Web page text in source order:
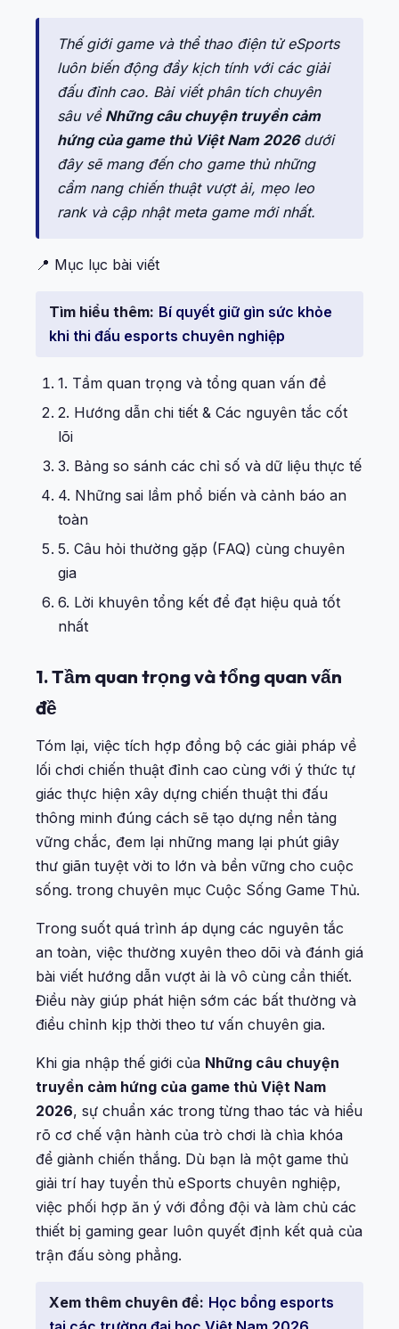
Thế giới game và thể thao điện tử eSports
luôn biến động đầy kịch tính với các giải
đấu đỉnh cao. Bài viết phân tích chuyên
sâu về Những câu chuyện truyền cảm
hứng của game thủ Việt Nam 2026dưới
đây sẽ mang đến cho game thủ những
cẩm nang chiến thuật vượt ải, mẹo leo
rank và cập nhật meta game mới nhất.
📍 Mục lục bài viết
Tìm hiểu thêm: Bí quyết giữ gìn sức khỏe
khi thi đấu esports chuyên nghiệp
1. Tầm quan trọng và tổng quan vấn đề
2. Hướng dẫn chi tiết & Các nguyên tắc cốt
lõi
3. Bảng so sánh các chỉ số và dữ liệu thực tế
4. Những sai lầm phổ biến và cảnh báo an
toàn
5. Câu hỏi thường gặp (FAQ) cùng chuyên
gia
6. Lời khuyên tổng kết để đạt hiệu quả tốt
nhất
1. Tầm quan trọng và tổng quan vấn
đề
Tóm lại, việc tích hợp đồng bộ các giải pháp về
lối chơi chiến thuật đỉnh cao cùng với ý thức tự
giác thực hiện xây dựng chiến thuật thi đấu
thông minh đúng cách sẽ tạo dựng nền tảng
vững chắc, đem lại những mang lại phút giây
thư giãn tuyệt vời to lớn và bền vững cho cuộc
sống. trong chuyên mục Cuộc Sống Game Thủ.
Trong suốt quá trình áp dụng các nguyên tắc
an toàn, việc thường xuyên theo dõi và đánh giá
bài viết hướng dẫn vượt ải là vô cùng cần thiết.
Điều này giúp phát hiện sớm các bất thường và
điều chỉnh kịp thời theo tư vấn chuyên gia.
Khi gia nhập thế giới của Những câu chuyện
truyền cảm hứng của game thủ Việt Nam
2026, sự chuẩn xác trong từng thao tác và hiểu
rõ cơ chế vận hành của trò chơi là chìa khóa
để giành chiến thắng. Dù bạn là một game thủ
giải trí hay tuyển thủ eSports chuyên nghiệp,
việc phối hợp ăn ý với đồng đội và làm chủ các
thiết bị gaming gear luôn quyết định kết quả của
trận đấu sòng phẳng.
Xem thêm chuyên đề: Học bổng esports